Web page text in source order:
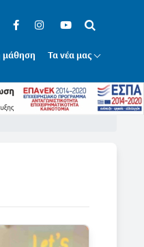
μάθηση Τα νέα μας